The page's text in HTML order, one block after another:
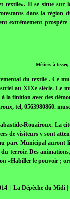
textile». Il se situe sur
dans la région
extrêmement
Métiers à
du textile . Ce
au XIXe siècle. Le
la finition avec des
tel, 0563980860.
Rouairoux. La
de visiteurs y sont
parc Municipal auront
terroir. Des
«Habiller le pouvoir ;
| La Dépêche du Midi |